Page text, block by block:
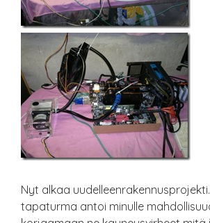
Nyt alkaa
tapaturma antoi minulle